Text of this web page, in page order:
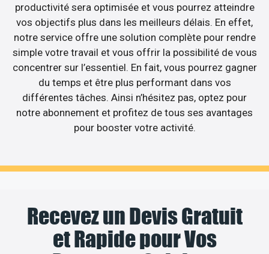
productivité sera optimisée et vous pourrez atteindre
vos objectifs plus dans les meilleurs délais. En effet,
notre service offre une solution complète pour rendre
simple votre travail et vous offrir la possibilité de vous
concentrer sur l’essentiel. En fait, vous pourrez gagner
du temps et être plus performant dans vos
différentes tâches. Ainsi n’hésitez pas, optez pour
notre abonnement et profitez de tous ses avantages
pour booster votre activité.
Recevez un Devis Gratuit
et Rapide pour Vos